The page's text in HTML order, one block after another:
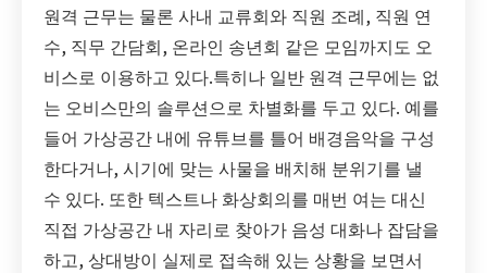
원격 근무는 물론 사내 교류회와 직원 조례, 직원 연
수, 직무 간담회, 온라인 송년회 같은 모임까지도 오
비스로 이용하고 있다.특히나 일반 원격 근무에는 없
는 오비스만의 솔루션으로 차별화를 두고 있다. 예를
들어 가상공간 내에 유튜브를 틀어 배경음악을 구성
한다거나, 시기에 맞는 사물을 배치해 분위기를 낼
수 있다. 또한 텍스트나 화상회의를 매번 여는 대신
직접 가상공간 내 자리로 찾아가 음성 대화나 잡담을
하고, 상대방이 실제로 접속해 있는 상황을 보면서